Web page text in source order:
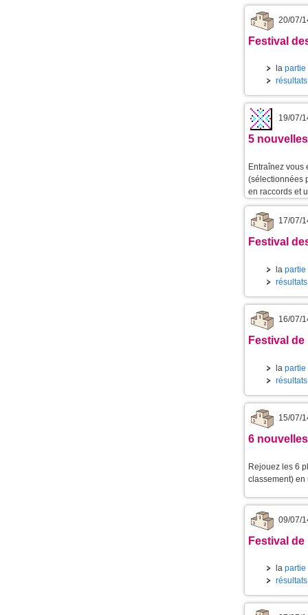
20/07/
Festival
la partie
19/07/
5
Entraînez vous
(sélectionnées
en raccords et
17/07/
Festival
la partie
16/07/
Festival de
la partie
15/07/
6
Rejouez les 6
classement)
09/07/
Festival
la partie